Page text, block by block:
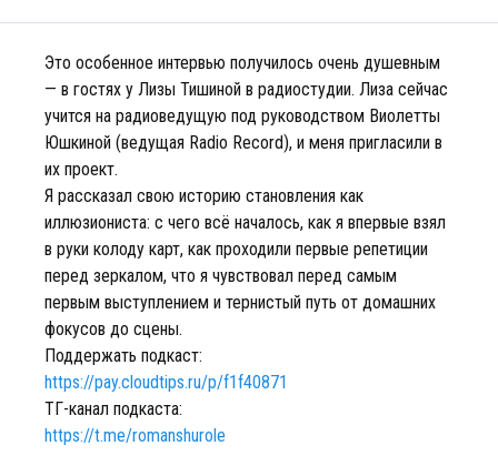
Это особенное интервью получилось очень душевным
— в гостях у Лизы Тишиной в радиостудии. Лиза сейчас
учится на радиоведущую под руководством Виолетты
Юшкиной (ведущая Radio Record), и меня пригласили в
их проект.
Я рассказал свою историю становления как
иллюзиониста: с чего всё началось, как я впервые взял
в руки колоду карт, как проходили первые репетиции
перед зеркалом, что я чувствовал перед самым
первым выступлением и тернистый путь от домашних
фокусов до сцены.
Поддержать подкаст:
https://pay.cloudtips.ru/p/f1f40871
ТГ-канал подкаста:
https://t.me/romanshurole